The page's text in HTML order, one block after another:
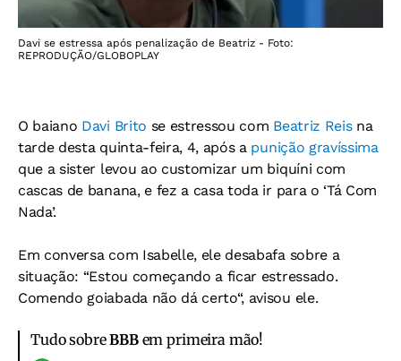
Davi se estressa após penalização de Beatriz - Foto:
REPRODUÇÃO/GLOBOPLAY
O baiano Davi Brito se estressou com Beatriz Reisna
tarde desta quinta-feira, 4, após a punição gravíssima
que a sister levou ao customizar um biquíni com
cascas de banana, e fez a casa toda ir para o ‘Tá Com
Nada’.
Em conversa com Isabelle, ele desabafa sobre a
situação: “Estou começando a ficar estressado.
Comendo goiabada não dá certo“, avisou ele.
Tudo sobreBBBem primeira mão!